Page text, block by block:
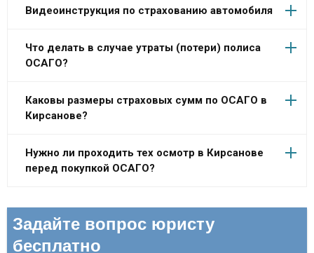
Видеоинструкция по страхованию автомобиля
Что делать в случае утраты (потери) полиса
ОСАГО?
Каковы размеры страховых сумм по ОСАГО в
Кирсанове?
Нужно ли проходить тех осмотр в Кирсанове
перед покупкой ОСАГО?